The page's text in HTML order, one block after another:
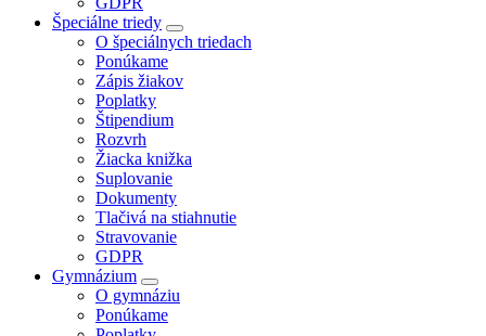
Špeciálne triedy
O špeciálnych triedach
Ponúkame
Zápis žiakov
Poplatky
Štipendium
Rozvrh
Žiacka knižka
Suplovanie
Dokumenty
Tlačivá na stiahnutie
Stravovanie
GDPR
Gymnázium
O gymnáziu
Ponúkame